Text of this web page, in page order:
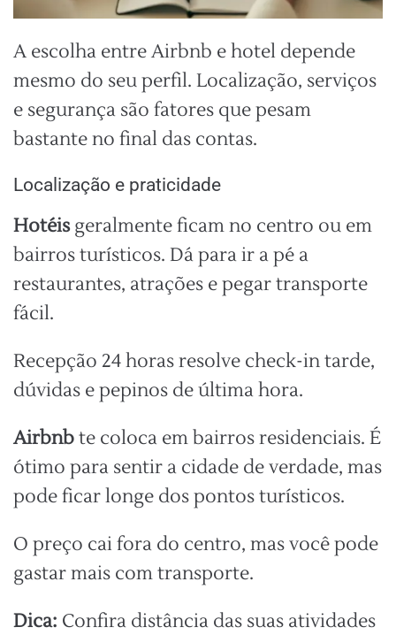
A escolha entre Airbnb e hotel depende
mesmo do seu perfil. Localização, serviços
e segurança são fatores que pesam
bastante no final das contas.
Localização e praticidade
Hotéisgeralmente ficam no centro ou em
bairros turísticos. Dá para ir a pé a
restaurantes, atrações e pegar transporte
fácil.
Recepção 24 horas resolve check-in tarde,
dúvidas e pepinos de última hora.
Airbnbte coloca em bairros residenciais. É
ótimo para sentir a cidade de verdade, mas
pode ficar longe dos pontos turísticos.
O preço cai fora do centro, mas você pode
gastar mais com transporte.
Dica: Confira distância das suas atividades